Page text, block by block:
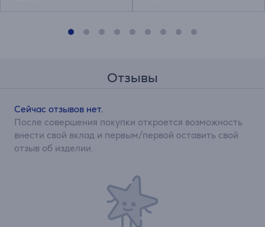
Отзывы
Сейчас отзывов нет.
После совершения покупки откроется возможность
внести свой вклад и первым/первой оставить свой
отзыв об изделии.